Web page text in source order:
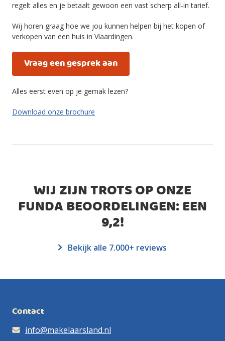
regelt alles en je betaalt gewoon een vast scherp all-in tarief.
Wij horen graag hoe we jou kunnen helpen bij het kopen of
verkopen van een huis in Vlaardingen.
Vraag een gesprek aan
Alles eerst even op je gemak lezen?
Download onze brochure
WIJ ZIJN TROTS OP ONZE
FUNDA BEOORDELINGEN: EEN
9,2!
Bekijk alle 7.000+ reviews
Contact
info@makelaarsland.nl